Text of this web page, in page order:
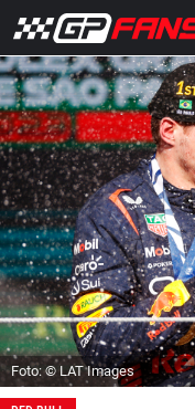
Foto: © LAT Images